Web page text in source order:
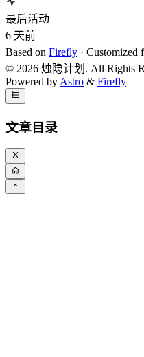
最后活动
6 天前
Based on Firefly · Customized
© 2026 烛隐计划. All Rights
Powered byAstro & Firefly
文章目录